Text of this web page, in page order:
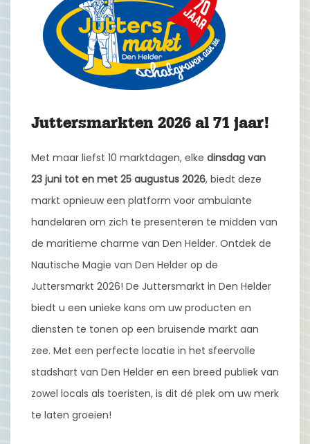
Juttersmarkten 2026 al 71 jaar!
Met maar liefst 10 marktdagen, elke dinsdag van
23 juni tot en met 25 augustus 2026, biedt deze
markt opnieuw een platform voor ambulante
handelaren om zich te presenteren te midden van
de maritieme charme van Den Helder. Ontdek de
Nautische Magie van Den Helder op de
Juttersmarkt 2026! De Juttersmarkt in Den Helder
biedt u een unieke kans om uw producten en
diensten te tonen op een bruisende markt aan
zee. Met een perfecte locatie in het sfeervolle
stadshart van Den Helder en een breed publiek van
zowel locals als toeristen, is dit dé plek om uw merk
te laten groeien!